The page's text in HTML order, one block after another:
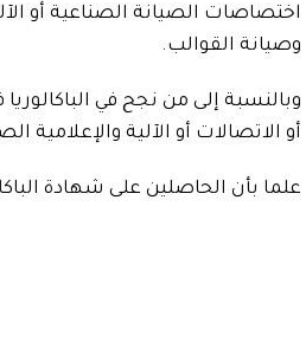
اختصاصات الصيانة الصناعية أو
وصيانة القوالب.
وبالنسبة إلى من نجح في
أو الاتصالات أو الآلية
علما بأن الحاصلين على شهادة